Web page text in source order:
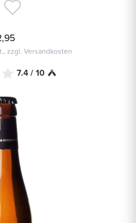
zzgl. Versandkosten
7.4 / 10